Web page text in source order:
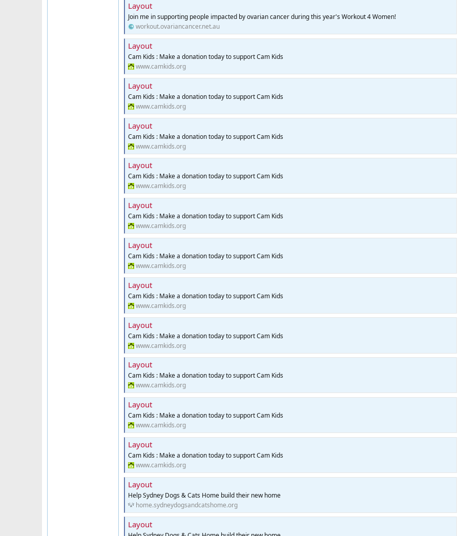
Layout
Join me in supporting people impacted by ovarian cancer during this year's Workout 4 Women!
workout.ovariancancer.net.au
Layout
Cam Kids : Make a donation today to support Cam Kids
www.camkids.org
Layout
Cam Kids : Make a donation today to support Cam Kids
www.camkids.org
Layout
Cam Kids : Make a donation today to support Cam Kids
www.camkids.org
Layout
Cam Kids : Make a donation today to support Cam Kids
www.camkids.org
Layout
Cam Kids : Make a donation today to support Cam Kids
www.camkids.org
Layout
Cam Kids : Make a donation today to support Cam Kids
www.camkids.org
Layout
Cam Kids : Make a donation today to support Cam Kids
www.camkids.org
Layout
Cam Kids : Make a donation today to support Cam Kids
www.camkids.org
Layout
Cam Kids : Make a donation today to support Cam Kids
www.camkids.org
Layout
Cam Kids : Make a donation today to support Cam Kids
www.camkids.org
Layout
Cam Kids : Make a donation today to support Cam Kids
www.camkids.org
Layout
Help Sydney Dogs & Cats Home build their new home
home.sydneydogsandcatshome.org
Layout